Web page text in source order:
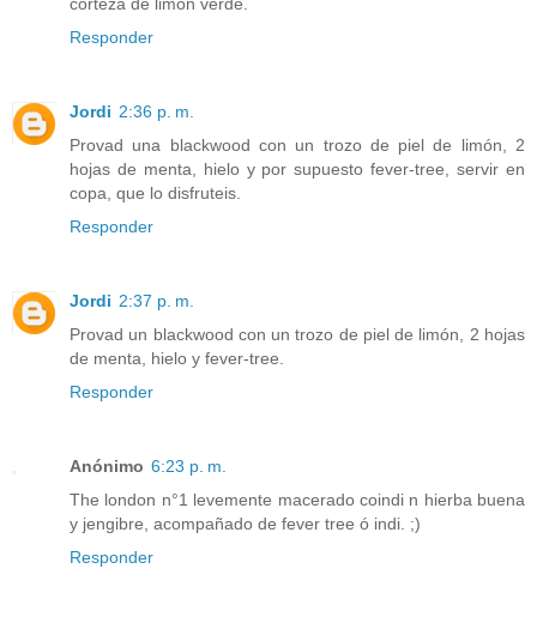
Responder
Jordi 2:36 p. m.
Provad una blackwood con un trozo de piel de limón, 2
hojas de menta, hielo y por supuesto fever-tree, servir en
copa, que lo disfruteis.
Responder
Jordi 2:37 p. m.
Provad un blackwood con un trozo de piel de limón, 2 hojas
de menta, hielo y fever-tree.
Responder
Anónimo 6:23 p. m.
The london n°1 levemente macerado coindi n hierba buena
y jengibre, acompañado de fever tree ó indi. ;)
Responder